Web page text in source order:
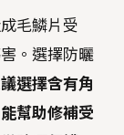
毛鱗片受
。選擇防曬
選擇含有角
幫助修補受